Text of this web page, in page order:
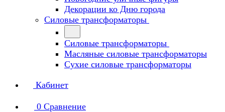
Декорации ко Дню города
Силовые трансформаторы
Силовые трансформаторы
Масляные силовые трансформаторы
Сухие силовые трансформаторы
Кабинет
0 Сравнение